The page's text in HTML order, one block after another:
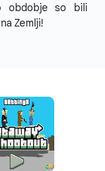
obdobje so bili
Zemlji!